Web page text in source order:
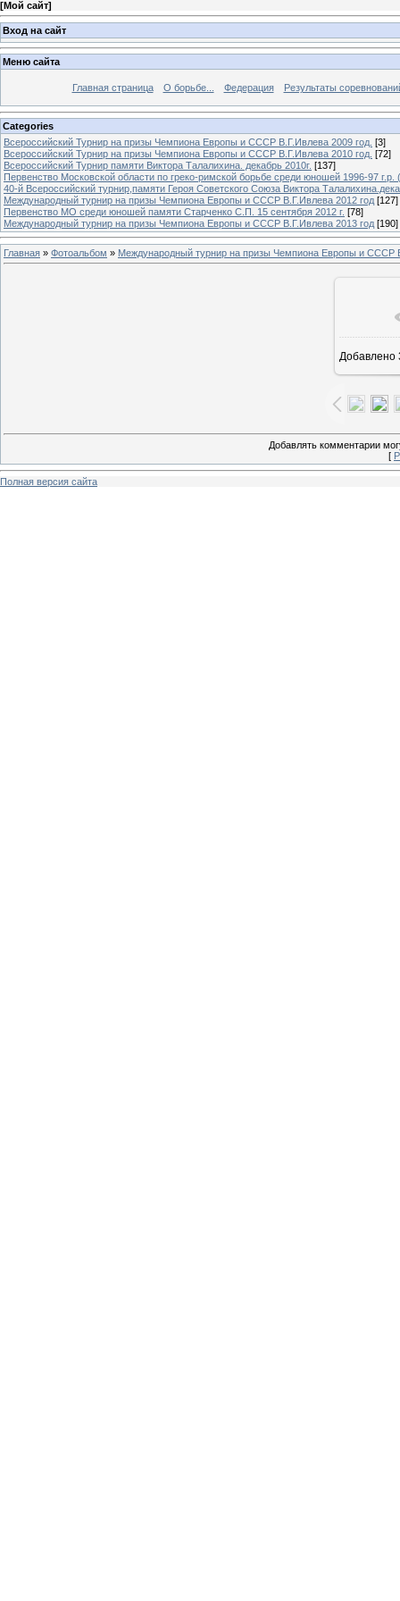
[Мой сайт]
Вход на сайт
Меню сайта
Главная страница О борьбе... Федерация Результаты
Categories
Всероссийский Турнир на призы Чемпиона Европы и СССР В.Г.Ивлева 2009 год. [3]
Всероссийский Турнир на призы Чемпиона Европы и СССР В.Г.Ивлева 2010 год. [72]
Всероссийский Турнир памяти Виктора Талалихина. декабрь 2010г. [137]
Первенство Московской области по греко-римской борьбе среди юношей 1996-97 г.р.
40-й Всероссийский турнир,памяти Героя Советского Союза Виктора
Международный турнир на призы Чемпиона Европы и СССР В.Г.Ивлева 2012 год [127]
Первенство МО среди юношей памяти Старченко С.П. 15 сентября 2012 г. [78]
Международный турнир на призы Чемпиона Европы и СССР В.Г.Ивлева 2013 год [190]
Главная » Фотоальбом » Международный турнир на призы Чемпиона Европы и СССР
В
Добавлено
Добавлять комментарии
[
Полная версия сайта